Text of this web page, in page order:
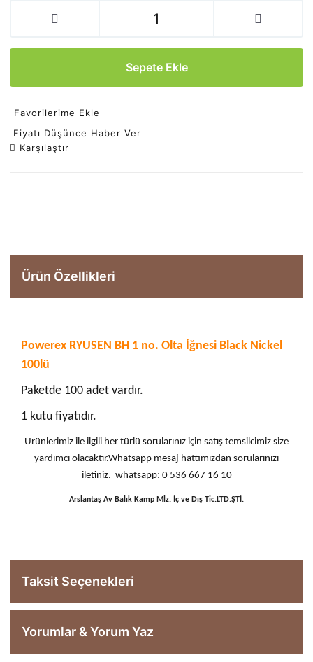
Sepete Ekle
Favorilerime Ekle
Fiyatı Düşünce Haber Ver
Karşılaştır
Ürün Özellikleri
Powerex RYUSEN BH 1 no. Olta İğnesi Black Nickel
100lü
Paketde 100 adet vardır.
1 kutu fiyatıdır.
Ürünlerimiz ile ilgili her türlü sorularınız için satış temsilcimiz size
yardımcı olacaktır.Whatsapp mesaj hattımızdan sorularınızı
iletiniz. whatsapp: 0 536 667 16 10
Arslantaş Av Balık Kamp Mlz. İç ve Dış Tic.LTD.ŞTİ.
Taksit Seçenekleri
Yorumlar & Yorum Yaz